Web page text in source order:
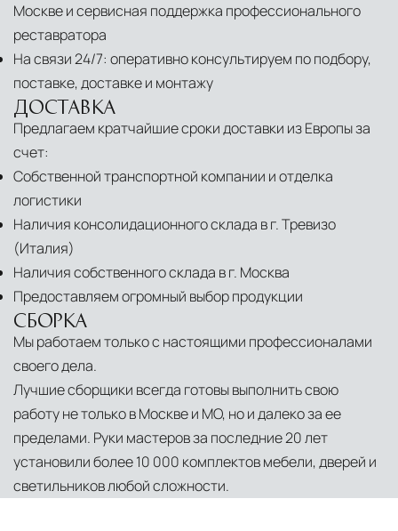
Москве и сервисная поддержка профессионального
реставратора
На связи 24/7: оперативно консультируем по подбору,
поставке, доставке и монтажу
ДОСТАВКА
Предлагаем кратчайшие сроки доставки из Европы за
счет:
Собственной транспортной компании и отделка
логистики
Наличия консолидационного склада в г. Тревизо
(Италия)
Наличия собственного склада в г. Москва
Предоставляем огромный выбор продукции
СБОРКА
Мы работаем только с настоящими профессионалами
своего дела.
Лучшие сборщики всегда готовы выполнить свою
работу не только в Москве и МО, но и далеко за ее
пределами. Руки мастеров за последние 20 лет
установили более 10 000 комплектов мебели, дверей и
светильников любой сложности.